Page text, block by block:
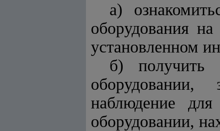
а)
оборудования
установленном
б) получить
наблюдение
оборудовании,